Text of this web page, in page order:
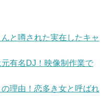
と噂された実在したキャ
有名DJ！映像制作業で
理由！恋多き女と呼ばれ